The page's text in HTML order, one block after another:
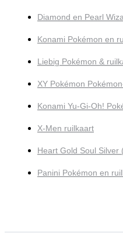
Diamond en Pearl
Konami Pokémon en
Liebig Pokémon &
XY Pokémon
Konami Yu-Gi-Oh!
X-Men ruilkaart
Heart Gold Soul Silver
Panini Pokémon en